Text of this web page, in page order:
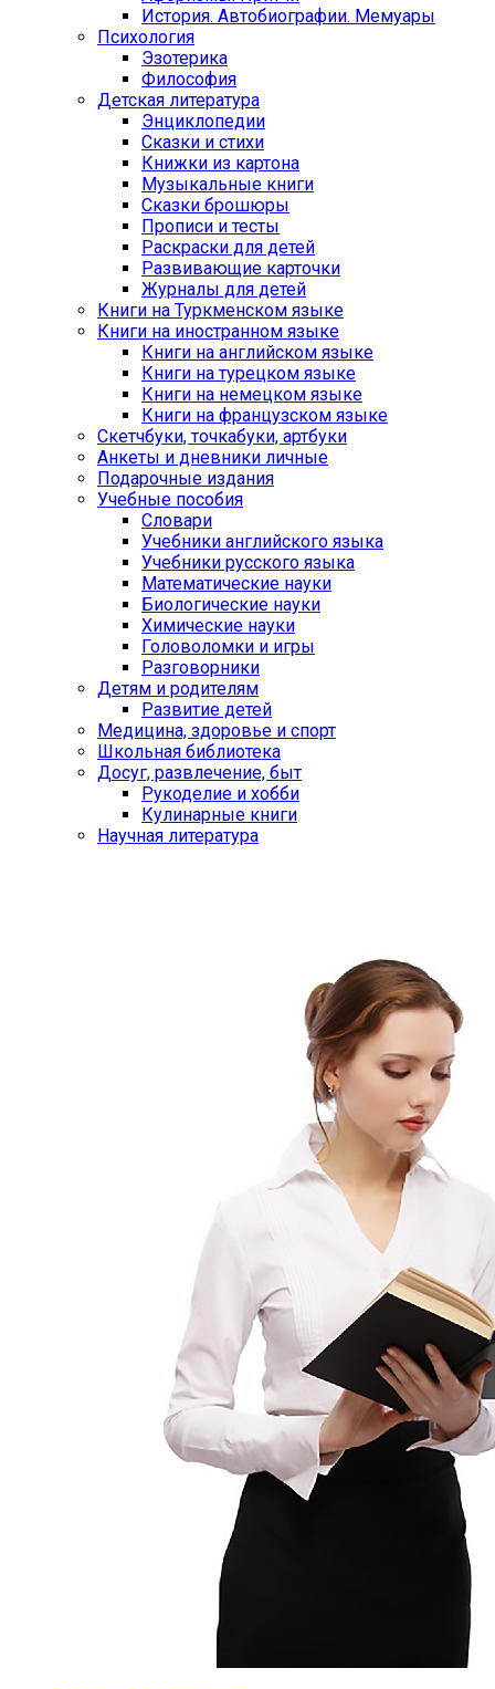
История. Автобиографии. Мемуары
Психология
Эзотерика
Философия
Детская литература
Энциклопедии
Сказки и стихи
Книжки из картона
Музыкальные книги
Сказки брошюры
Прописи и тесты
Раскраски для детей
Развивающие карточки
Журналы для детей
Книги на Туркменском языке
Книги на иностранном языке
Книги на английском языке
Книги на турецком языке
Книги на немецком языке
Книги на французском языке
Cкетчбуки, точкабуки, артбуки
Анкеты и дневники личные
Подарочные издания
Учебные пособия
Словари
Учебники английского языка
Учебники русского языка
Математические науки
Биологические науки
Химические науки
Головоломки и игры
Разговорники
Детям и родителям
Развитие детей
Медицина, здоровье и спорт
Школьная библиотека
Досуг, развлечение, быт
Рукоделие и хобби
Кулинарные книги
Научная литература